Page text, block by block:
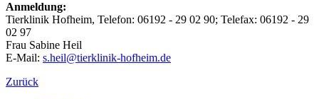
Anmeldung:
Tierklinik Hofheim, Telefon: 06192 - 29 02 90; Telefax: 06192 - 29
02 97
Frau Sabine Heil
E-Mail: s.heil@tierklinik-hofheim.de
Zurück